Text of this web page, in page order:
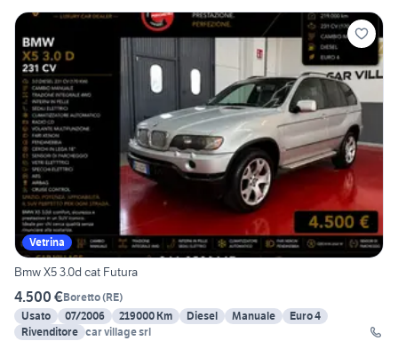
Vetrina
Bmw X5 3.0d cat Futura
4.500 €Boretto(RE)
Usato
07/2006 219000 Km Diesel Manuale
Euro 4
Rivenditore car village srl